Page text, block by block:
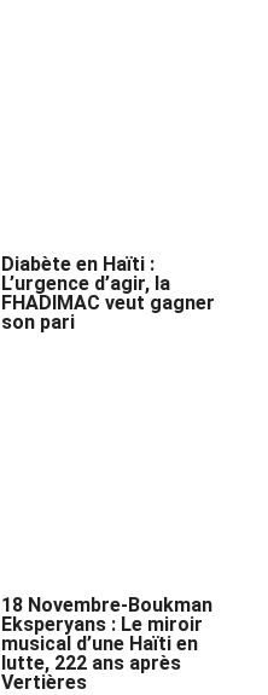
Diabète en Haïti :
L’urgence d’agir, la
FHADIMAC veut gagner
son pari
18 Novembre-Boukman
Eksperyans : Le miroir
musical d’une Haïti en
lutte, 222 ans après
Vertières